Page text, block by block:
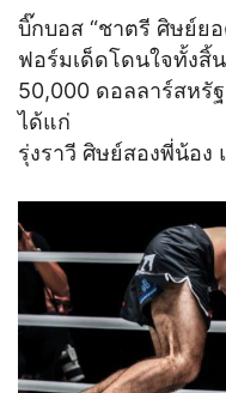
บิ๊กบอส “ชาตรี ศิษย์ย
ฟอร์มเด็ดโดนใจทั้งสิ้
50,000 ดอลลาร์สหรั
ได้แก่
รุ่งราวี ศิษย์สองพี่น้อง